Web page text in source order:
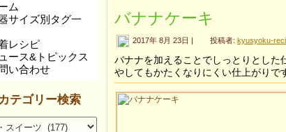
ム
サイズ別タグ一
レシピ
ース&トピックス
い合わせ
テゴリー検索
バナナケーキ
2017年 8月 23日 | 投稿者: kyusyoku-
バナナを加えることでしっとりとし
やしてもかたくなりにくい仕上がりで